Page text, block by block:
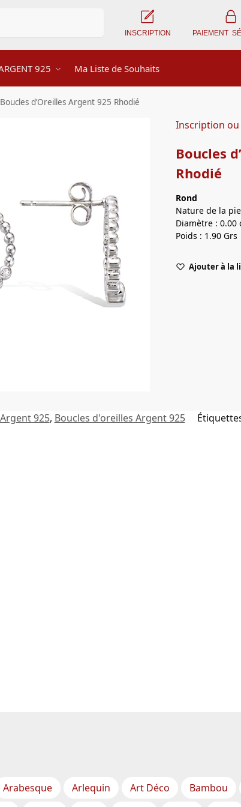
INSCRIPTION PAIEMENT
925 Ma Liste de Souhaits
Boucles d’Oreilles Argent 925 Rhodié
Inscription
Boucles
Rhodié
Rond
Nature de la
Diamètre : 0.00
Poids : 1.90 Grs
Ajouter à la
925, Boucles d'oreilles Argent 925
Arabesque Arlequin Art Déco Bambou